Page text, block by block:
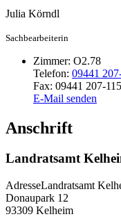
Julia Körndl
Sachbearbeiterin
Zimmer: O2.78
Telefon: 09441
Fax: 09441 207-
E-Mail senden
Anschrift
Landratsamt
AdresseLandratsamt
Donaupark 12
93309 Kelheim